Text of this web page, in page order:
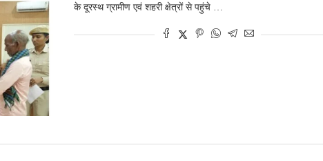
के दूरस्थ ग्रामीण एवं शहरी क्षेत्रों से पहुंचे …